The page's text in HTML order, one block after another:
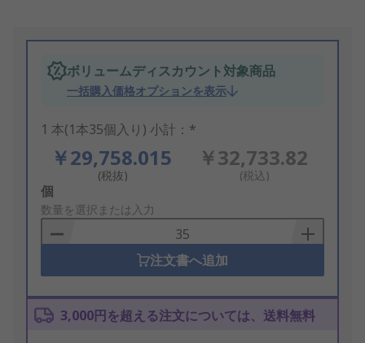
ボリュームディスカウント対象商品
一括購入価格オプションを表示
1 本(1本35個入り) 小計：*
￥29,758.015
(税抜)
￥32,733.82
(税込)
Add
to
Basket
個
数量を選択または入力
注文書へ追加
3,000円を超える注文については、送料無料